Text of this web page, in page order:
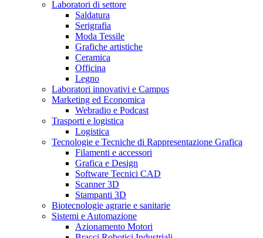
Laboratori di settore
Saldatura
Serigrafia
Moda Tessile
Grafiche artistiche
Ceramica
Officina
Legno
Laboratori innovativi e Campus
Marketing ed Economica
Webradio e Podcast
Trasporti e logistica
Logistica
Tecnologie e Tecniche di Rappresentazione Grafica
Filamenti e accessori
Grafica e Design
Software Tecnici CAD
Scanner 3D
Stampanti 3D
Biotecnologie agrarie e sanitarie
Sistemi e Automazione
Azionamento Motori